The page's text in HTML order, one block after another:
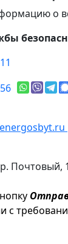
о
Почтовый,
с